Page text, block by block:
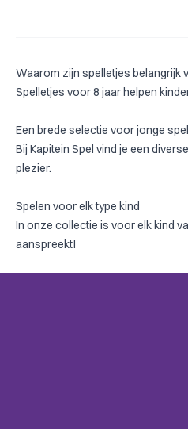
Waarom zijn spelletjes belangrijk
Spelletjes voor 8 jaar helpen
Een brede selectie voor jonge
Bij Kapitein Spel vind je een
plezier.
Spelen voor elk type kind
In onze collectie is voor elk kind
aanspreekt!